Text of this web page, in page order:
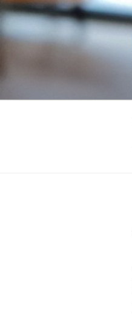
Zum
Inhalt
springen